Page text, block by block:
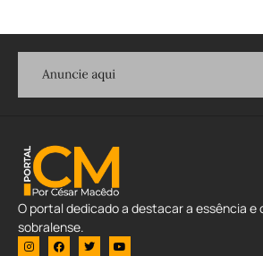
O portal dedicado a destacar a essência e
sobralense.